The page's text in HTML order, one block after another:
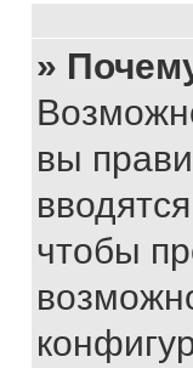
»
вы
чтобы